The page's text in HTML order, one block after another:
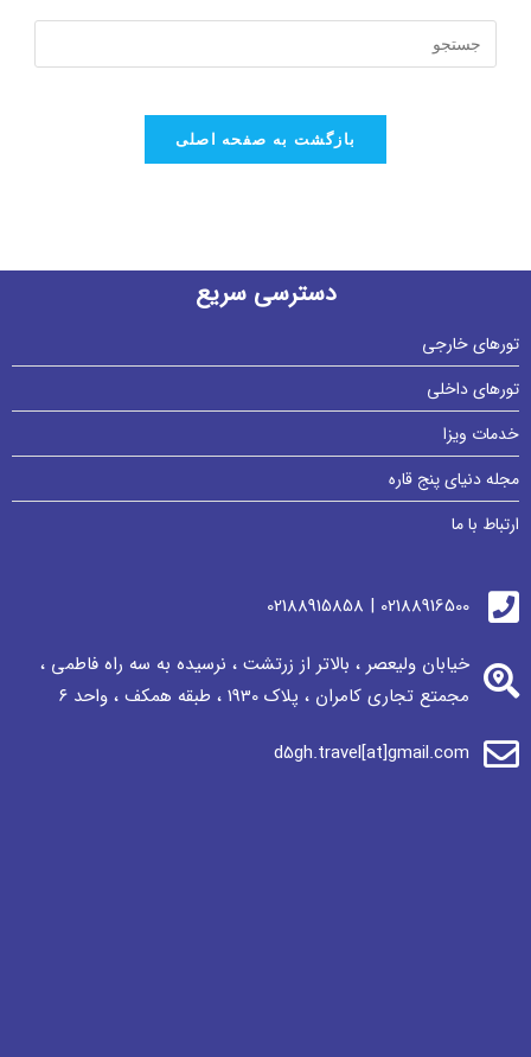
بازگشت به صفحه اصلی
دسترسی سریع
تورهای خارجی
تورهای داخلی
خدمات ویزا
مجله دنیای پنج قاره
ارتباط با ما
02188916500 | 02188915858
خیابان ولیعصر ، بالاتر از زرتشت ، نرسيده به سه راه فاطمی ،
مجمتع تجاری كامران ، پلاک 1930 ، طبقه همکف ، واحد ٦
d5gh.travel[at]gmail.com